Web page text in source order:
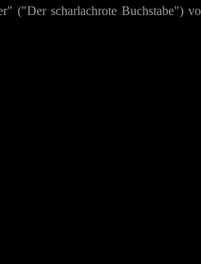
("Der scharlachrote Buchstabe")